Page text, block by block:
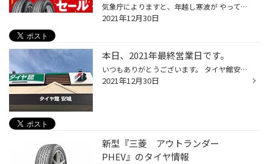
気象庁によりますと、年越し寒波が やってくるそうです。 クルマのタイヤにはスタッドレスタイヤを 装着して雪や路面凍結に備えましょう。 『歳末決算セール』は本日が最終日です。 タイヤを買うなら今日までがチャンスです。 本日、年内最終営業日です。 2021年ご来店のみなさま、 タイヤ館安城店...
2021年12月30日
本日、2021年最終営業日です。
いつもありがとうございます。 タイヤ館安城店は本日12/30が 2021年最終営業日です。 １年で一番寒いのは1月下旬から2月上旬で まだまだこれから「雪」や「路面凍結」には 注意が必要です。 春まで安心して冬道を走行するためには スタッドレスタイヤの装着は欠かせません。 スタッドレスタイヤをお...
2021年12月30日
新型『三菱 アウトランダー
PHEV』のタイヤ情報